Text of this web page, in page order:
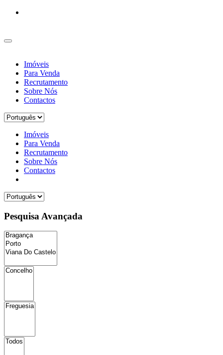
Imóveis
Para Venda
Recrutamento
Sobre Nós
Contactos
Imóveis
Para Venda
Recrutamento
Sobre Nós
Contactos
Pesquisa Avançada